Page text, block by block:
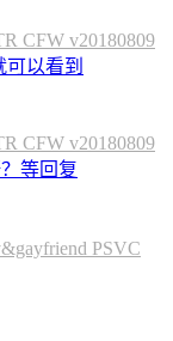
CFW v20180809
以看到
CFW v20180809
等回复
PSVC